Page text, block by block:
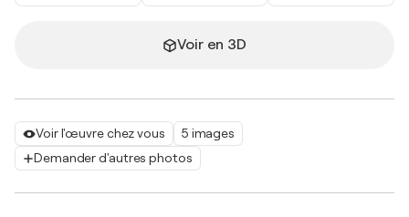
Voir l'œuvre chez vous
5 images
Demander d'autres photos
Voir en 3D